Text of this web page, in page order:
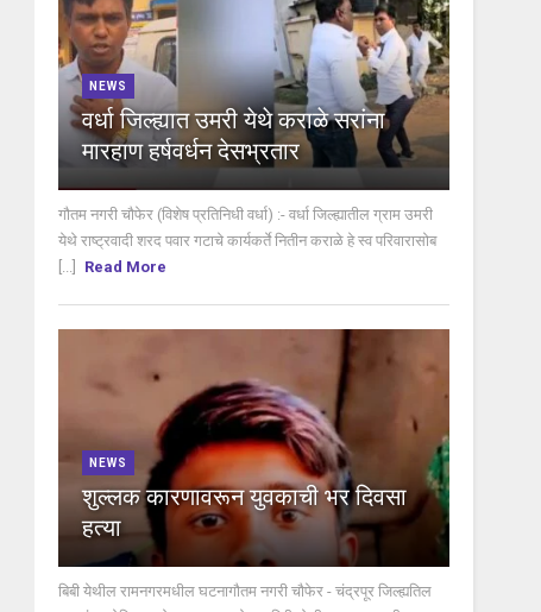
NEWS
वर्धा जिल्ह्यात उमरी येथे कराळे सरांना
मारहाण हर्षवर्धन देसभ्रतार
गौतम नगरी चौफेर (विशेष प्रतिनिधी वर्धा) :- वर्धा जिल्ह्यातील ग्राम उमरी
येथे राष्ट्रवादी शरद पवार गटाचे कार्यकर्ते नितीन कराळे हे स्व परिवारासोब
Read More
NEWS
शुल्लक कारणावरून युवकाची भर दिवसा
हत्या
बिबी येथील रामनगरमधील घटनागौतम नगरी चौफेर - चंद्रपूर जिल्ह्यतिल